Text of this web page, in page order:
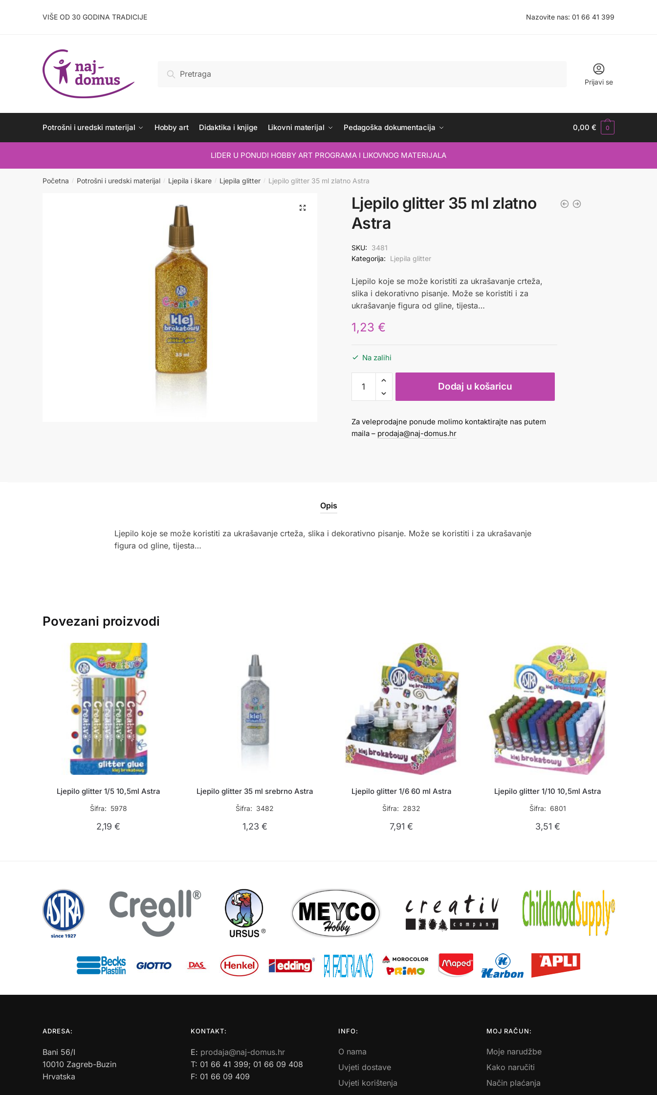
VIŠE OD 30 GODINA TRADICIJE Nazovite nas: 01 66 41 399
Pretraži
Prijavi se
Potrošni i uredski materijal Hobby art Didaktika i knjige Likovni materijal Pedagoška dokumentacija 0,00€ 0
LIDER U PONUDI HOBBY ART PROGRAMA I LIKOVNOG MATERIJALA
Početna / Potrošni i uredski materijal / Ljepila i škare / Ljepila glitter / Ljepilo glitter 35 ml zlatno Astra
Ljepilo glitter 35 ml zlatno
Astra
SKU:
3481
Kategorija:
Ljepila glitter
Ljepilo koje se može koristiti za ukrašavanje crteža,
slika i dekorativno pisanje. Može se koristiti i za
ukrašavanje figura od gline, tijesta…
1,23 €
Na zalihi
glitter
35
zlatno
Astra
Dodaj u košaricu
Za veleprodajne ponude molimo kontaktirajte nas putem
maila – prodaja@naj-domus.hr
Opis
Ljepilo koje se može koristiti za ukrašavanje crteža, slika i dekorativno pisanje. Može se koristiti i za ukrašavanje
figura od gline, tijesta…
Povezani proizvodi
Ljepilo glitter 1/5 10,5ml Astra
Šifra: 5978
2,19€
Ljepilo glitter 35 ml srebrno Astra
Šifra: 3482
1,23 €
Ljepilo glitter 1/6 60 ml Astra
Šifra: 2832
7,91€
Ljepilo glitter 1/10 10,5ml Astra
Šifra: 6801
3,51€
ADRESA:
Bani 56/I
10010 Zagreb-Buzin
Hrvatska
KONTAKT:
E: prodaja@naj-domus.hr
T: 01 66 41 399; 01 66 09 408
F: 01 66 09 409
INFO:
O nama
Uvjeti dostave
Uvjeti korištenja
MOJ RAČUN:
Moje narudžbe
Kako naručiti
Način plaćanja